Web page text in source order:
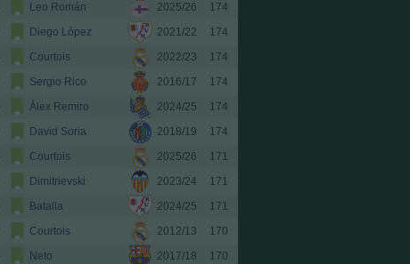
Leo Román 2025/26
174
Diego López 2021/22
174
Courtois 2022/23
174
Sergio Rico 2016/17
174
Álex Remiro 2024/25
174
David Soria 2018/19
174
Courtois 2025/26
171
Dimitrievski 2023/24
171
Batalla 2024/25
171
Courtois 2012/13
170
Neto 2017/18
170